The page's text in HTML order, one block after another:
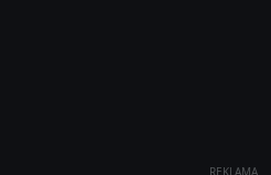
REKLAMA